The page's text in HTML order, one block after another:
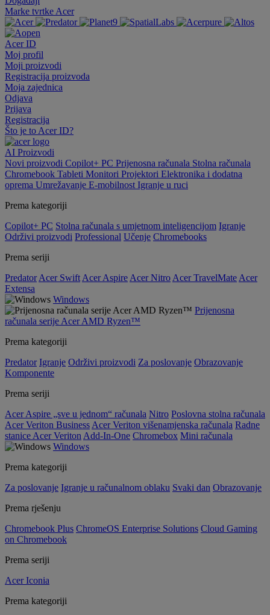
Marke tvrtke Acer
Acer ID
Moj profil
Moji proizvodi
Registracija proizvoda
Moja zajednica
Odjava
Prijava
Registracija
Što je to Acer ID?
AI Proizvodi
Novi proizvodi Copilot+ PC Prijenosna računala Stolna računala
Chromebook Tableti Monitori Projektori Elektronika i dodatna
oprema Umrežavanje E-mobilnost Igranje u ruci
Prema kategoriji
Copilot+ PC Stolna računala s umjetnom inteligencijom Igranje
Održivi proizvodi Professional Učenje Chromebooks
Prema seriji
Predator Acer Swift Acer Aspire Acer Nitro Acer TravelMate Acer
Extensa
Windows
Prijenosna
računala serije Acer AMD Ryzen™
Prema kategoriji
Predator Igranje Održivi proizvodi Za poslovanje Obrazovanje
Komponente
Prema seriji
Acer Aspire „sve u jednom“ računala Nitro Poslovna stolna računala
Acer Veriton Business Acer Veriton višenamjenska računala Radne
stanice Acer Veriton Add-In-One Chromebox Mini računala
Windows
Prema kategoriji
Za poslovanje Igranje u računalnom oblaku Svaki dan Obrazovanje
Prema rješenju
Chromebook Plus ChromeOS Enterprise Solutions Cloud Gaming
on Chromebook
Prema seriji
Acer Iconia
Prema kategoriji